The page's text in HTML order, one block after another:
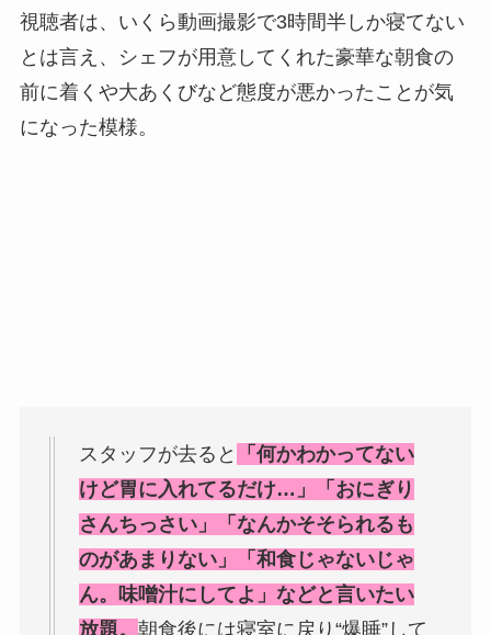
視聴者は、いくら動画撮影で3時間半しか寝てない
とは言え、シェフが用意してくれた豪華な朝食の
前に着くや大あくびなど態度が悪かったことが気
になった模様。
スタッフが去ると
「何かわかってない
けど胃に入れてるだけ…」「おにぎり
さんちっさい」「なんかそそられるも
のがあまりない」「和食じゃないじゃ
ん。味噌汁にしてよ」などと言いたい
放題。 朝食後には寝室に戻り“爆睡”して